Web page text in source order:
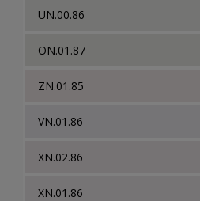
UN.00.86
ON.01.87
ZN.01.85
VN.01.86
XN.02.86
XN.01.86